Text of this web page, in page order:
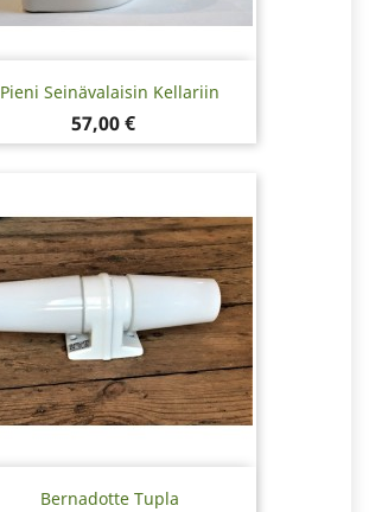
Pieni Seinävalaisin Kellariin
Hinta
57,00 €
Bernadotte Tupla